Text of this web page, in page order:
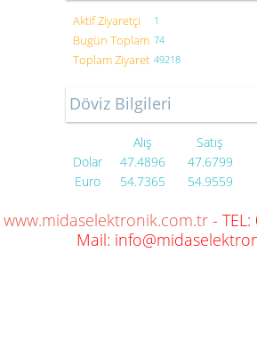
Aktif Ziyaretçi 1
Bugün Toplam 74
Toplam Ziyaret 49218
Döviz Bilgileri
Alış
Satış
Dolar
47.4896
47.6799
Euro
54.7365 54.9559
www.midaselektronik.com.tr -
Mail: